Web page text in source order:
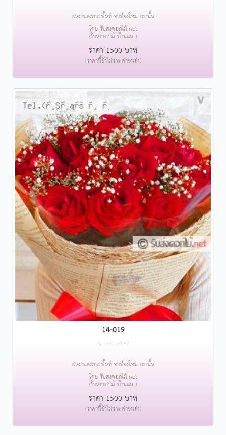
ผลงานเฉพาะพื้นที่ จ.เชียงใหม่ เท่านั้น
โดย รับส่งดอกไม้.net
(ร้านดอกไม้ บ้านแม )
ราคา 1500 บาท
(ราคานี้ยังไม่รวมค่าขนส่ง)
14-019
....................
ผลงานเฉพาะพื้นที่ จ.เชียงใหม่ เท่านั้น
โดย รับส่งดอกไม้.net
(ร้านดอกไม้ บ้านแม )
ราคา 1500 บาท
(ราคานี้ยังไม่รวมค่าขนส่ง)